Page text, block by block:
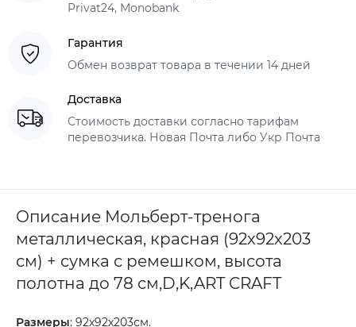
Privat24, Monobank
Гарантия
Обмен возврат товара в течении 14 дней
Доставка
Стоимость доставки согласно тарифам
перевозчика. Новая Почта либо Укр Почта
Описание Мольберт-тренога
металлическая, красная (92х92х203
см) + сумка с ремешком, высота
полотна до 78 см,D,K,ART CRAFT
Размеры: 92х92х203см.